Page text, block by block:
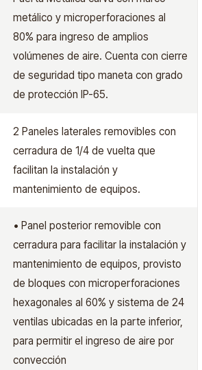
metálico y microperforaciones al
80% para ingreso de amplios
volúmenes de aire. Cuenta con cierre
de seguridad tipo maneta con grado
de protección IP-65.
2 Paneles laterales removibles con
cerradura de 1/4 de vuelta que
facilitan la instalación y
mantenimiento de equipos.
• Panel posterior removible con
cerradura para facilitar la instalación y
mantenimiento de equipos, provisto
de bloques con microperforaciones
hexagonales al 60% y sistema de 24
ventilas ubicadas en la parte inferior,
para permitir el ingreso de aire por
convección